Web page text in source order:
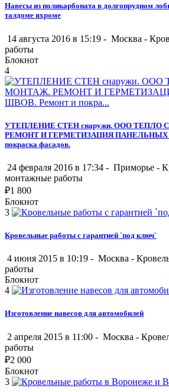
Навесы из поликарбоната в долгопрудном
талдоме яхроме
14 августа 2016 в 15:19 - Москва -
работы
Блокнот
4
УТЕПЛЕНИЕ СТЕН снаружи. ООО ТЕПЛО
РЕМОНТ И ГЕРМЕТИЗАЦИЯ ПАНЕЛЬНЫХ
покраска фасадов.
24 февраля 2016 в 17:34 - Приморье -
монтажные работы
₽1 800
Блокнот
3
Кровельные работы с гарантией `под ключ`
4 июня 2015 в 10:19 - Москва -
работы
Блокнот
4
Изготовление навесов для автомобилей
2 апреля 2015 в 11:00 - Москва -
работы
₽2 000
Блокнот
3